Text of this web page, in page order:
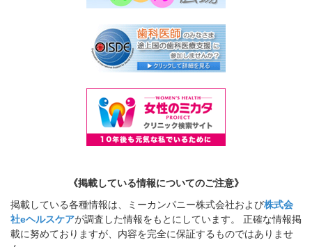
《掲載している情報についてのご注意》
掲載している各種情報は、ミーカンパニー株式会社および株式会
社eヘルスケアが調査した情報をもとにしています。 正確な情報掲
載に努めておりますが、内容を完全に保証するものではありませ